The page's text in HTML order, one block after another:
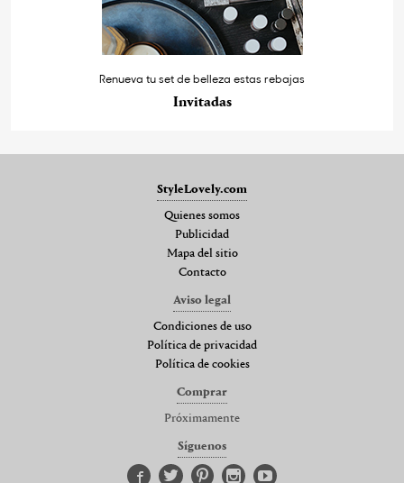
Renueva tu set de belleza estas rebajas
Invitadas
StyleLovely.com
Quienes somos
Publicidad
Mapa del sitio
Contacto
Aviso legal
Condiciones de uso
Política de privacidad
Política de cookies
Comprar
Próximamente
Síguenos